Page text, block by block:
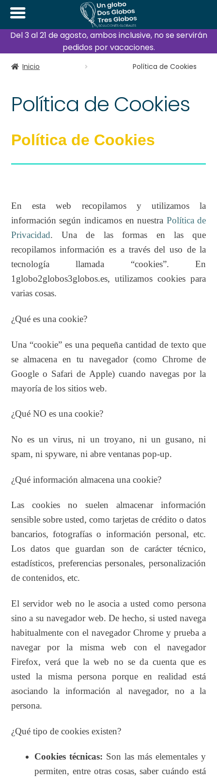
Del 3 al 21 de agosto, ambos inclusive, no se servirán
pedidos por vacaciones.
Inicio Política de Cookies
Política de Cookies
Política de Cookies
En esta web recopilamos y utilizamos la
información según indicamos en nuestra Política de
Privacidad. Una de las formas en las que
recopilamos información es a través del uso de la
tecnología llamada “cookies”. En
1globo2globos3globos.es, utilizamos cookies para
varias cosas.
¿Qué es una cookie?
Una “cookie” es una pequeña cantidad de texto que
se almacena en tu navegador (como Chrome de
Google o Safari de Apple) cuando navegas por la
mayoría de los sitios web.
¿Qué NO es una cookie?
No es un virus, ni un troyano, ni un gusano, ni
spam, ni spyware, ni abre ventanas pop-up.
¿Qué información almacena una cookie?
Las cookies no suelen almacenar información
sensible sobre usted, como tarjetas de crédito o datos
bancarios, fotografías o información personal, etc.
Los datos que guardan son de carácter técnico,
estadísticos, preferencias personales, personalización
de contenidos, etc.
El servidor web no le asocia a usted como persona
sino a su navegador web. De hecho, si usted navega
habitualmente con el navegador Chrome y prueba a
navegar por la misma web con el navegador
Firefox, verá que la web no se da cuenta que es
usted la misma persona porque en realidad está
asociando la información al navegador, no a la
persona.
¿Qué tipo de cookies existen?
Cookies técnicas: Son las más elementales y
permiten, entre otras cosas, saber cuándo está